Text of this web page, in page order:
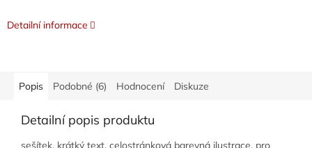
Detailní informace
Popis Podobné (6) Hodnocení Diskuze
Detailní popis produktu
sešítek, krátký text, celostránková barevná ilustrace, pro